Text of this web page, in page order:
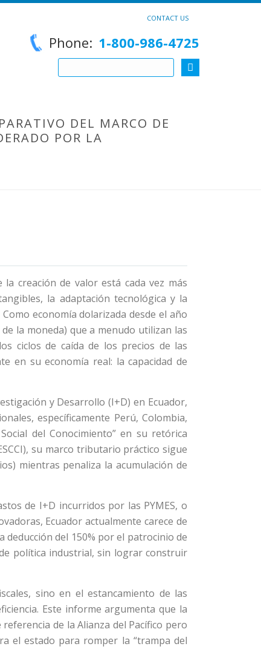
CONTACT US
Phone: 1-800-986-4725
DEL MARCO DE
POR LA
creación de valor está cada vez más
la adaptación tecnológica y la
economía dolarizada desde el año
la moneda) que a menudo utilizan las
ciclos de caída de los precios de las
en su economía real: la capacidad de
y Desarrollo (I+D) en Ecuador,
específicamente Perú, Colombia,
del Conocimiento” en su retórica
su marco tributario práctico sigue
mientras penaliza la acumulación de
de I+D incurridos por las PYMES, o
Ecuador actualmente carece de
del 150% por el patrocinio de
política industrial, sin lograr construir
sino en el estancamiento de las
Este informe argumenta que la
de la Alianza del Pacífico pero
el estado para romper la “trampa del